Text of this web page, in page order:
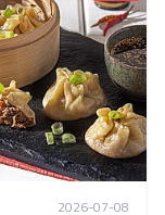
2026-07-08